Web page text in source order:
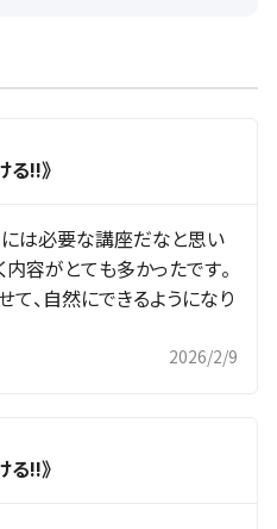
る!!》
は必要な講座だなと思い
容がとても多かったです。
、自然にできるようになり
2026/2/9
る!!》